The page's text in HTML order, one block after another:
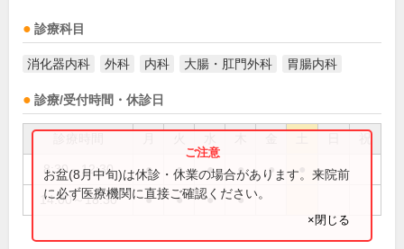
診療科目
消化器内科 外科 内科 大腸・肛門外科 胃腸内科
診療/受付時間・休診日
8:30～12:30 ● ● ● ● ●
14:00～18:30 ● ● ● ●
お盆(8月中旬)は休診・休業の場合があります。来院前
に必ず医療機関に直接ご確認ください。
×閉じる